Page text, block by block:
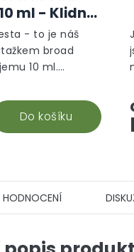
ml - Klidný
Do košíku
- to je náš
broad
10 ml.
efektivně
aplikace a...
HODNOCENÍ